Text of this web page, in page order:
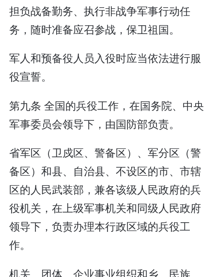
担负战备勤务、执行非战争军事行动任
务，随时准备应召参战，保卫祖国。
军人和预备役人员入役时应当依法进行服
役宣誓。
第九条 全国的兵役工作，在国务院、中央
军事委员会领导下，由国防部负责。
省军区（卫戍区、警备区）、军分区（警
备区）和县、自治县、不设区的市、市辖
区的人民武装部，兼各该级人民政府的兵
役机关，在上级军事机关和同级人民政府
领导下，负责办理本行政区域的兵役工
作。
机关、团体、企业事业组织和乡、民族